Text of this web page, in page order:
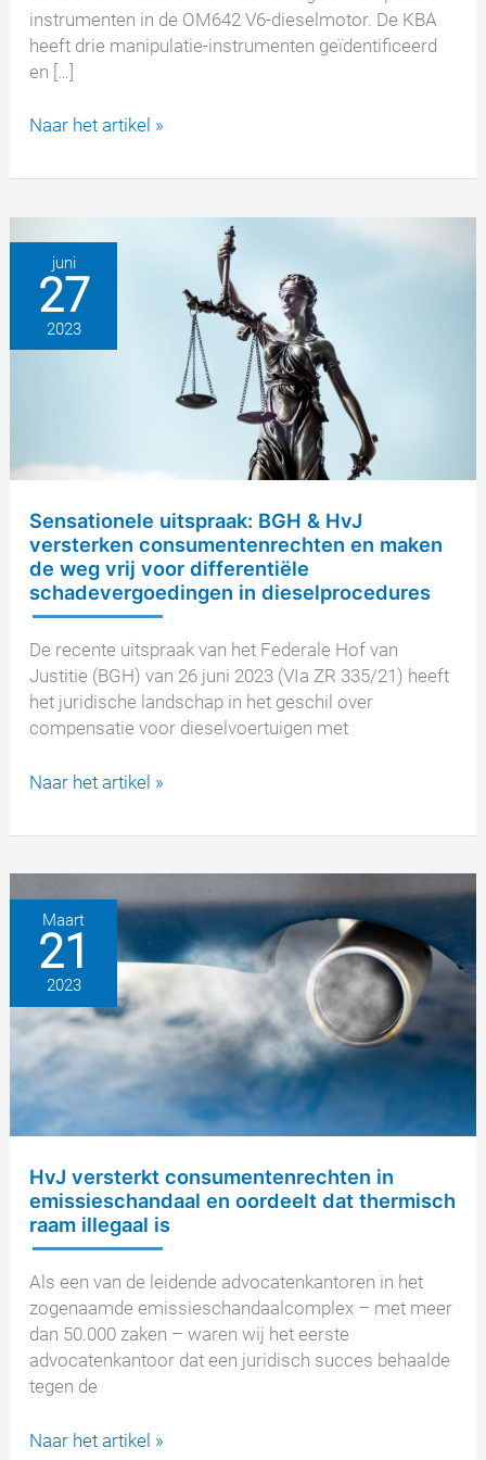
instrumenten in de OM642 V6-dieselmotor. De KBA
heeft drie manipulatie-instrumenten geïdentificeerd
en […]
Dieselschandaal:
Benz
worden
gesloten
vanwege
illegale
Naar het artikel »
juni
27
2023
Sensationele uitspraak: BGH & HvJ
versterken consumentenrechten en maken
de weg vrij voor differentiële
schadevergoedingen in dieselprocedures
De recente uitspraak van het Federale Hof van
Justitie (BGH) van 26 juni 2023 (VIa ZR 335/21) heeft
het juridische landschap in het geschil over
compensatie voor dieselvoertuigen met
Sensationele
BGH
versterken
consumentenrechten
en
maken
de
weg
vrij
voor
differentiële
in
dieselprocedures
Naar het artikel »
Maart
21
2023
HvJ versterkt consumentenrechten in
emissieschandaal en oordeelt dat thermisch
raam illegaal is
Als een van de leidende advocatenkantoren in het
zogenaamde emissieschandaalcomplex – met meer
dan 50.000 zaken – waren wij het eerste
advocatenkantoor dat een juridisch succes behaalde
tegen de
HvJ
Naar het artikel »